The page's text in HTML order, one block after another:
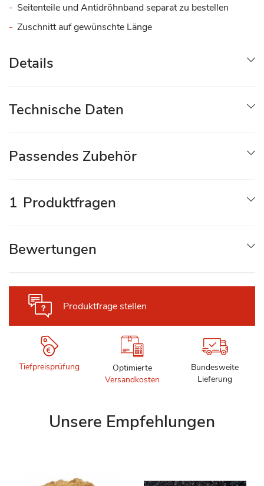
Seitenteile und Antidröhnband separat zu bestellen
Zuschnitt auf gewünschte Länge
Produktfrage stellen
Tiefpreisprüfung
Optimierte
Versandkosten
Bundesweite
Lieferung
Details
Technische Daten
Passendes Zubehör
1 Produktfragen
Bewertungen
Unsere Empfehlungen